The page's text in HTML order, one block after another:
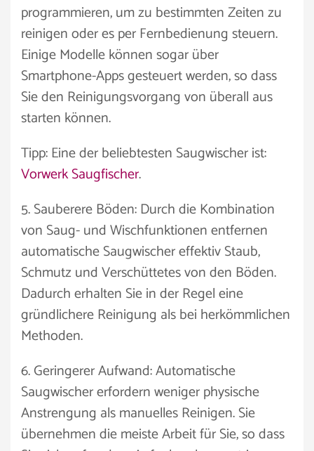
programmieren, um zu bestimmten Zeiten zu
reinigen oder es per Fernbedienung steuern.
Einige Modelle können sogar über
Smartphone-Apps gesteuert werden, so dass
Sie den Reinigungsvorgang von überall aus
starten können.
Tipp: Eine der beliebtesten Saugwischer ist:
Vorwerk Saugfischer.
5. Sauberere Böden: Durch die Kombination
von Saug- und Wischfunktionen entfernen
automatische Saugwischer effektiv Staub,
Schmutz und Verschüttetes von den Böden.
Dadurch erhalten Sie in der Regel eine
gründlichere Reinigung als bei herkömmlichen
Methoden.
6. Geringerer Aufwand: Automatische
Saugwischer erfordern weniger physische
Anstrengung als manuelles Reinigen. Sie
übernehmen die meiste Arbeit für Sie, so dass